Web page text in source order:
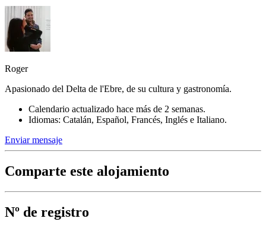
Roger
Apasionado del Delta de l'Ebre, de su cultura y gastronomía.
Calendario actualizado hace más de 2 semanas.
Idiomas: Catalán, Español, Francés, Inglés e Italiano.
Enviar mensaje
Comparte este alojamiento
Nº de registro